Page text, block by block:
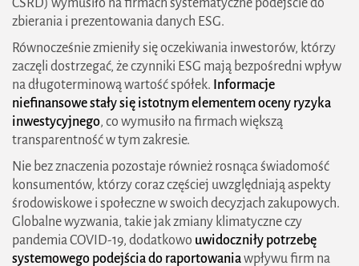
CSRD) wymusiło na firmach systematyczne podejście do
zbierania i prezentowania danych ESG.
Równocześnie zmieniły się oczekiwania inwestorów, którzy
zaczęli dostrzegać, że czynniki ESG mają bezpośredni wpływ
na długoterminową wartość spółek. Informacje
niefinansowe stały się istotnym elementem oceny ryzyka
inwestycyjnego, co wymusiło na firmach większą
transparentność w tym zakresie.
Nie bez znaczenia pozostaje również rosnąca świadomość
konsumentów, którzy coraz częściej uwzględniają aspekty
środowiskowe i społeczne w swoich decyzjach zakupowych.
Globalne wyzwania, takie jak zmiany klimatyczne czy
pandemia COVID-19, dodatkowo uwidoczniły potrzebę
systemowego podejścia do raportowaniawpływu firm na